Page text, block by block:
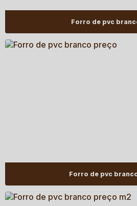
Forro de pvc
Forro de pvc